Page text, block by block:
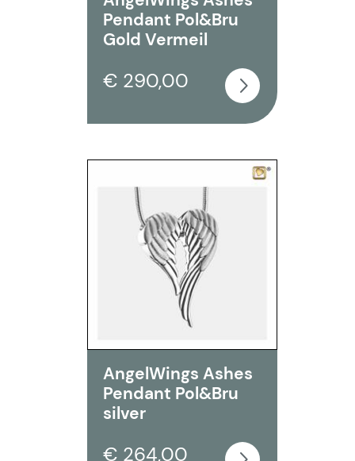
Pendant Pol&Bru
Gold Vermeil
€ 290,00
AngelWings Ashes
Pendant Pol&Bru
silver
€ 264,00